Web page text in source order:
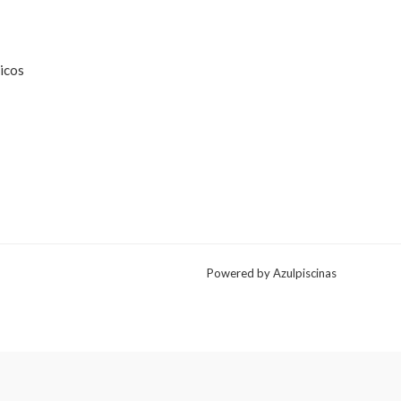
Powered by Azulpiscinas